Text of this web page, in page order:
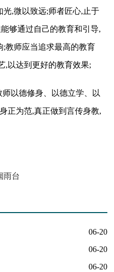
光,微以致远;师者匠心,止于
够通过自己的教育和引导,
;教师应当追求最高的教育
,以达到更好的教育效果;
以德修身、以德立学、以
正为范,真正做到言传身教,
雨台
06-20
06-20
06-20